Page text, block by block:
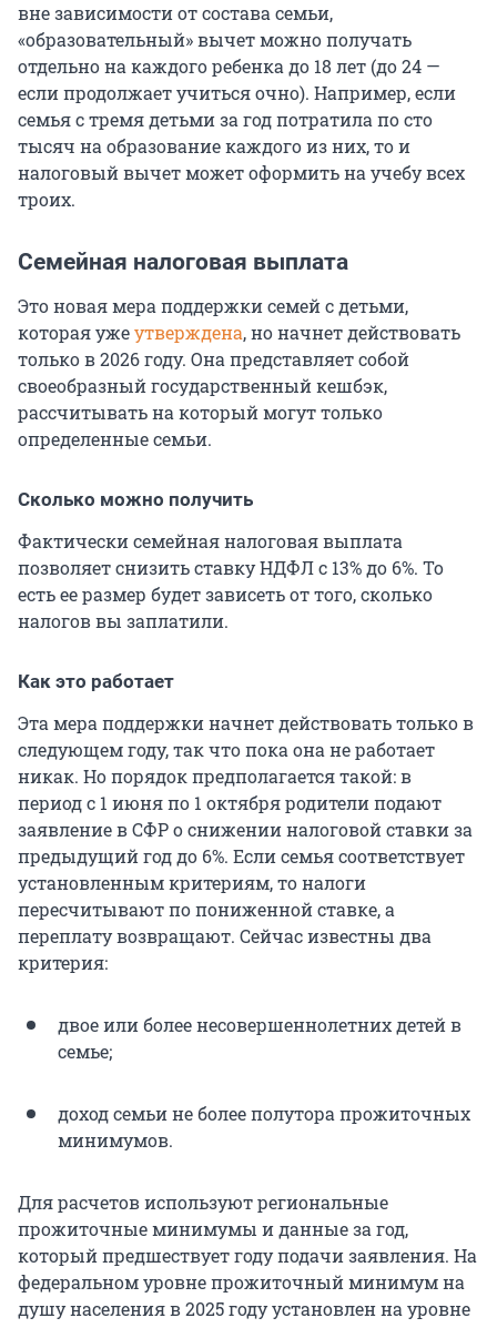
вне зависимости от состава семьи,
«образовательный» вычет можно получать
отдельно на каждого ребенка до 18 лет (до 24 —
если продолжает учиться очно). Например, если
семья с тремя детьми за год потратила по сто
тысяч на образование каждого из них, то и
налоговый вычет может оформить на учебу всех
троих.
Семейная налоговая выплата
Это новая мера поддержки семей с детьми,
которая ужеутверждена, но начнет действовать
только в 2026 году. Она представляет собой
своеобразный государственный кешбэк,
рассчитывать на который могут только
определенные семьи.
Сколько можно получить
Фактически семейная налоговая выплата
позволяет снизить ставку НДФЛ с 13% до 6%. То
есть ее размер будет зависеть от того, сколько
налогов вы заплатили.
Как это работает
Эта мера поддержки начнет действовать только в
следующем году, так что пока она не работает
никак. Но порядок предполагается такой: в
период с 1 июня по 1 октября родители подают
заявление в СФР о снижении налоговой ставки за
предыдущий год до 6%. Если семья соответствует
установленным критериям, то налоги
пересчитывают по пониженной ставке, а
переплату возвращают. Сейчас известны два
критерия:
двое или более несовершеннолетних детей в
семье;
доход семьи не более полутора прожиточных
минимумов.
Для расчетов используют региональные
прожиточные минимумы и данные за год,
который предшествует году подачи заявления. На
федеральном уровне прожиточный минимум на
душу населения в 2025 году установлен на уровне